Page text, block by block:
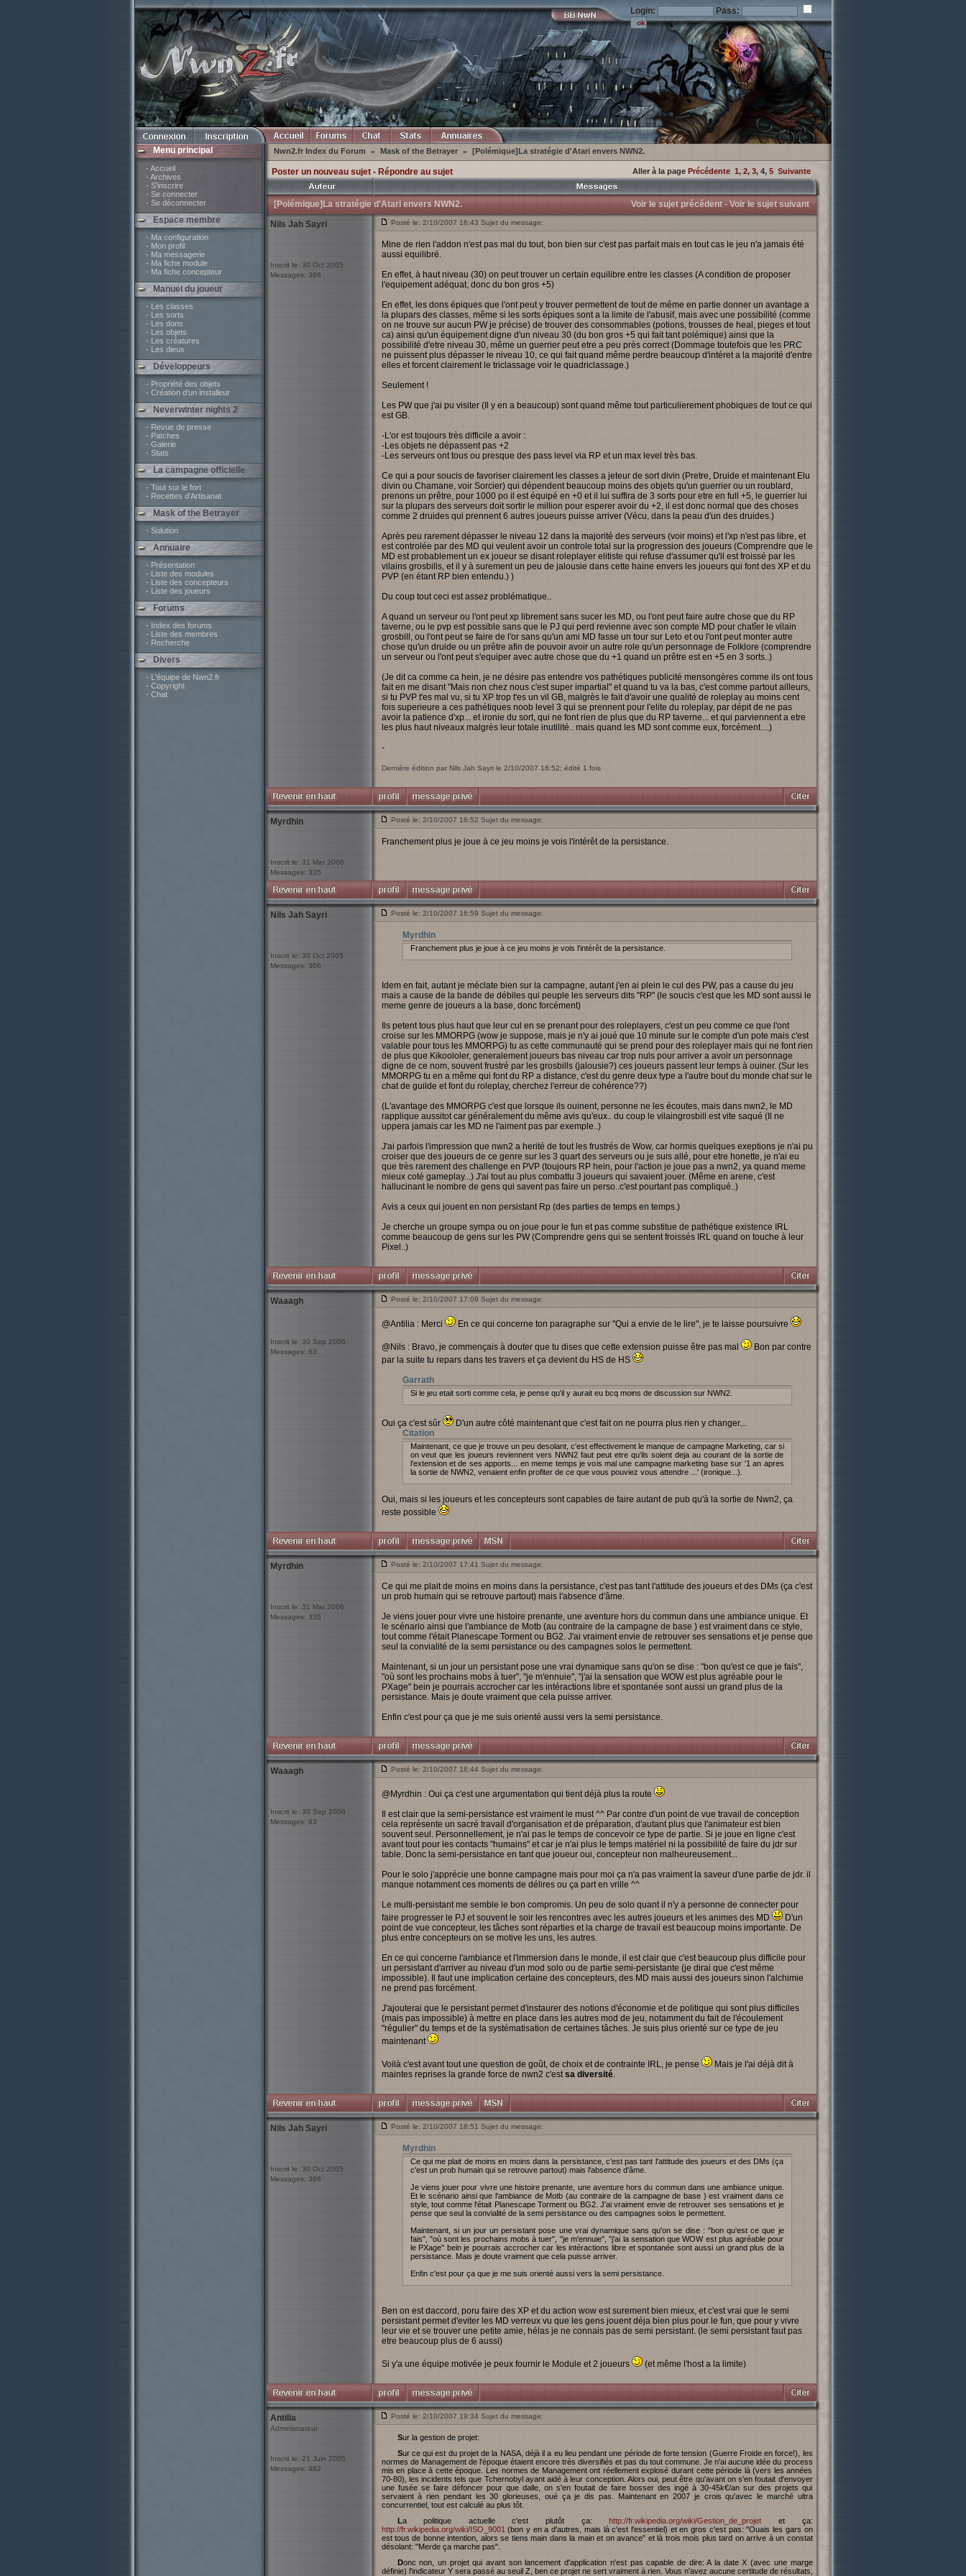
Login: Pass:
Menu principal
- Accueil
- Archives
- S'inscrire
- Se connecter
- Se déconnecter
Espace membre
- Ma configuration
- Mon profil
- Ma messagerie
- Ma fiche module
- Ma fiche concepteur
Manuel du joueur
- Les classes
- Les sorts
- Les dons
- Les objets
- Les créatures
- Les dieux
Développeurs
- Propriété des objets
- Création d'un installeur
Neverwinter nights 2
- Revue de presse
- Patches
- Galerie
- Stats
La campagne officielle
- Tout sur le fort
- Recettes d'Artisanat
Mask of the Betrayer
- Solution
Annuaire
- Présentation
- Liste des modules
- Liste des concepteurs
- Liste des joueurs
Forums
- Index des forums
- Liste des membres
- Recherche
Divers
- L'équipe de Nwn2.fr
- Copyright
- Chat
Nwn2.fr Index du Forum » Mask of the Betrayer » [Polémique]La stratégie d'Atari envers NWN2.
Poster un nouveau sujet- Répondre au sujet Aller à la page Précédente 1, 2, 3, 4, 5 Suivante
[Polémique]La stratégie d'Atari envers NWN2. Voir le sujet précédent - Voir le sujet suivant
Nils Jah Sayri
Inscrit le: 30 Oct 2005
Messages: 366
Posté le: 2/10/2007 16:43 Sujet du message:
Mine de rien l'addon n'est pas mal du tout, bon bien sur c'est pas parfait mais en tout cas le jeu n'a jamais été
aussi equilibré.
En effet, à haut niveau (30) on peut trouver un certain equilibre entre les classes (A condition de proposer
l'equipement adéquat, donc du bon gros +5)
En effet, les dons épiques que l'ont peut y trouver permettent de tout de même en partie donner un avantage a
la plupars des classes, même si les sorts épiques sont a la limite de l'abusif, mais avec une possibilité (comme
on ne trouve sur aucun PW je précise) de trouver des consommables (potions, trousses de heal, pieges et tout
ca) ainsi qu'un équipement digne d'un niveau 30 (du bon gros +5 qui fait tant polémique) ainsi que la
possibilité d'etre niveau 30, même un guerrier peut etre a peu près correct (Dommage toutefois que les PRC
ne puissent plus dépasser le niveau 10, ce qui fait quand même perdre beaucoup d'intéret a la majorité d'entre
elles et forcent clairement le triclassage voir le quadriclassage.)
Seulement !
Les PW que j'ai pu visiter (Il y en a beaucoup) sont quand même tout particulierement phobiques de tout ce qui
est GB.
-L'or est toujours très difficile a avoir :
-Les objets ne dépassent pas +2
-Les serveurs ont tous ou presque des pass level via RP et un max level très bas.
Ce qui a pour soucis de favoriser clairement les classes a jeteur de sort divin (Pretre, Druide et maintenant Elu
divin ou Chamane, voir Sorcier) qui dépendent beaucoup moins des objets qu'un guerrier ou un roublard,
prenons un prêtre, pour 1000 po il est équipé en +0 et il lui suffira de 3 sorts pour etre en full +5, le guerrier lui
sur la plupars des serveurs doit sortir le million pour esperer avoir du +2, il est donc normal que des choses
comme 2 druides qui prennent 6 autres joueurs puisse arriver (Vécu, dans la peau d'un des druides.)
Après peu rarement dépasser le niveau 12 dans la majorité des serveurs (voir moins) et l'xp n'est pas libre, et
est controlée par des MD qui veulent avoir un controle total sur la progression des joueurs (Comprendre que le
MD est probablement un ex joueur se disant roleplayer elitiste qui refuse d'assumer qu'il est froissé par les
vilains grosbills, et il y à surement un peu de jalousie dans cette haine envers les joueurs qui font des XP et du
PVP (en étant RP bien entendu.) )
Du coup tout ceci est assez problématique..
A quand un serveur ou l'ont peut xp librement sans sucer les MD, ou l'ont peut faire autre chose que du RP
taverne, ou le pvp est possible sans que le PJ qui perd revienne avec son compte MD pour chatîer le vilain
grosbill, ou l'ont peut se faire de l'or sans qu'un ami MD fasse un tour sur Leto et ou l'ont peut monter autre
chose qu'un druide ou un prêtre afin de pouvoir avoir un autre role qu'un personnage de Folklore (comprendre
un serveur ou l'ont peut s'equiper avec autre chose que du +1 quand un prêtre est en +5 en 3 sorts..)
(Je dit ca comme ca hein, je ne désire pas entendre vos pathétiques publicité mensongères comme ils ont tous
fait en me disant "Mais non chez nous c'est super impartial" et quand tu va la bas, c'est comme partout ailleurs,
si tu PVP t'es mal vu, si tu XP trop t'es un vil GB, malgrès le fait d'avoir une qualité de roleplay au moins cent
fois superieure a ces pathétiques noob level 3 qui se prennent pour l'elite du roleplay, par dépit de ne pas
avoir la patience d'xp... et ironie du sort, qui ne font rien de plus que du RP taverne... et qui parviennent a etre
les plus haut niveaux malgrès leur totale inutilité.. mais quand les MD sont comme eux, forcément....)
-
Dernière édition par Nils Jah Sayri le 2/10/2007 16:52; édité 1 fois
Myrdhin
Inscrit le: 31 Mar 2006
Messages: 335
Posté le: 2/10/2007 16:52 Sujet du message:
Franchement plus je joue à ce jeu moins je vois l'intérêt de la persistance.
Nils Jah Sayri
Inscrit le: 30 Oct 2005
Messages: 366
Posté le: 2/10/2007 16:59 Sujet du message:
Myrdhin
Franchement plus je joue à ce jeu moins je vois l'intérêt de la persistance.
Idem en fait, autant je méclate bien sur la campagne, autant j'en ai plein le cul des PW, pas a cause du jeu
mais a cause de la bande de débiles qui peuple les serveurs dits "RP" (le soucis c'est que les MD sont aussi le
meme genre de joueurs a la base, donc forcément)
Ils petent tous plus haut que leur cul en se prenant pour des roleplayers, c'est un peu comme ce que l'ont
croise sur les MMORPG (wow je suppose, mais je n'y ai joué que 10 minute sur le compte d'un pote mais c'est
valable pour tous les MMORPG) tu as cette communauté qui se prend pour des roleplayer mais qui ne font rien
de plus que Kikoololer, generalement joueurs bas niveau car trop nuls pour arriver a avoir un personnage
digne de ce nom, souvent frustré par les grosbills (jalousie?) ces joueurs passent leur temps à ouiner. (Sur les
MMORPG tu en a même qui font du RP a distance, c'est du genre deux type a l'autre bout du monde chat sur le
chat de guilde et font du roleplay, cherchez l'erreur de cohérence??)
(L'avantage des MMORPG c'est que lorsque ils ouinent, personne ne les écoutes, mais dans nwn2, le MD
rapplique aussitot car généralement du même avis qu'eux.. du coup le vilaingrosbill est vite saqué (Il ne
uppera jamais car les MD ne l'aiment pas par exemple..)
J'ai parfois l'impression que nwn2 a herité de tout les frustrés de Wow, car hormis quelques exeptions je n'ai pu
croiser que des joueurs de ce genre sur les 3 quart des serveurs ou je suis allé, pour etre honette, je n'ai eu
que très rarement des challenge en PVP (toujours RP hein, pour l'action je joue pas a nwn2, ya quand meme
mieux coté gameplay...) J'ai tout au plus combattu 3 joueurs qui savaient jouer. (Même en arene, c'est
hallucinant le nombre de gens qui savent pas faire un perso..c'est pourtant pas compliqué..)
Avis a ceux qui jouent en non persistant Rp (des parties de temps en temps.)
Je cherche un groupe sympa ou on joue pour le fun et pas comme substitue de pathétique existence IRL
comme beaucoup de gens sur les PW (Comprendre gens qui se sentent froissés IRL quand on touche à leur
Pixel..)
Waaagh
Inscrit le: 30 Sep 2006
Messages: 83
Posté le: 2/10/2007 17:09 Sujet du message:
@Antilia : Merci En ce qui concerne ton paragraphe sur "Qui a envie de le lire", je te laisse poursuivre
@Nils : Bravo, je commençais à douter que tu dises que cette extension puisse être pas mal
Bon par contre
par la suite tu repars dans tes travers et ça devient du HS de HS
Garrath
Si le jeu etait sorti comme cela, je pense qu'il y aurait eu bcq moins de discussion sur NWN2.
Oui ça c'est sûr
D'un autre côté maintenant que c'est fait on ne pourra plus rien y changer...
Citation
Maintenant, ce que je trouve un peu desolant, c'est effectivement le manque de campagne Marketing, car si
on veut que les joueurs reviennent vers NWN2 faut peut etre qu'ils soient deja au courant de la sortie de
l'extension et de ses apports... en meme temps je vois mal une campagne marketing base sur '1 an apres
la sortie de NWN2, venaient enfin profiter de ce que vous pouviez vous attendre ...' (ironique...).
Oui, mais si les joueurs et les concepteurs sont capables de faire autant de pub qu'à la sortie de Nwn2, ça
reste possible
Myrdhin
Inscrit le: 31 Mar 2006
Messages: 335
Posté le: 2/10/2007 17:41 Sujet du message:
Ce qui me plait de moins en moins dans la persistance, c'est pas tant l'attitude des joueurs et des DMs (ça c'est
un prob humain qui se retrouve partout) mais l'absence d'âme.
Je viens jouer pour vivre une histoire prenante, une aventure hors du commun dans une ambiance unique. Et
le scénario ainsi que l'ambiance de Motb (au contraire de la campagne de base ) est vraiment dans ce style,
tout comme l'était Planescape Torment ou BG2. J'ai vraiment envie de retrouver ses sensations et je pense que
seul la convialité de la semi persistance ou des campagnes solos le permettent.
Maintenant, si un jour un persistant pose une vrai dynamique sans qu'on se dise : "bon qu'est ce que je fais",
"où sont les prochains mobs à tuer", "je m'ennuie", "j'ai la sensation que WOW est plus agréable pour le
PXage" bein je pourrais accrocher car les intéractions libre et spontanée sont aussi un grand plus de la
persistance. Mais je doute vraiment que cela puisse arriver.
Enfin c'est pour ça que je me suis orienté aussi vers la semi persistance.
Waaagh
Inscrit le: 30 Sep 2006
Messages: 83
Posté le: 2/10/2007 18:44 Sujet du message:
@Myrdhin : Oui ça c'est une argumentation qui tient déjà plus la route
Il est clair que la semi-persistance est vraiment le must ^^ Par contre d'un point de vue travail de conception
cela représente un sacré travail d'organisation et de préparation, d'autant plus que l'animateur est bien
souvent seul. Personnellement, je n'ai pas le temps de concevoir ce type de partie. Si je joue en ligne c'est
avant tout pour les contacts "humains" et car je n'ai plus le temps matériel ni la possibilité de faire du jdr sur
table. Donc la semi-persistance en tant que joueur oui, concepteur non malheureusement...
Pour le solo j'apprécie une bonne campagne mais pour moi ça n'a pas vraiment la saveur d'une partie de jdr. il
manque notamment ces moments de délires ou ça part en vrille ^^
Le multi-persistant me semble le bon compromis. Un peu de solo quant il n'y a personne de connecter pour
faire progresser le PJ et souvent le soir les rencontres avec les autres joueurs et les animes des MD
D'un
point de vue concepteur, les tâches sont réparties et la charge de travail est beaucoup moins importante. De
plus entre concepteurs on se motive les uns, les autres.
En ce qui concerne l'ambiance et l'immersion dans le monde, il est clair que c'est beaucoup plus difficile pour
un persistant d'arriver au niveau d'un mod solo ou de partie semi-persistante (je dirai que c'est même
impossible). Il faut une implication certaine des concepteurs, des MD mais aussi des joueurs sinon l'alchimie
ne prend pas forcément.
J'ajouterai que le persistant permet d'instaurer des notions d'économie et de politique qui sont plus difficiles
(mais pas impossible) à mettre en place dans les autres mod de jeu, notamment du fait de l'écoulement
"régulier" du temps et de la systématisation de certaines tâches. Je suis plus orienté sur ce type de jeu
maintenant
Voilà c'est avant tout une question de goût, de choix et de contrainte IRL, je pense
Mais je l'ai déjà dit à
maintes reprises la grande force de nwn2 c'estsa diversité.
Nils Jah Sayri
Inscrit le: 30 Oct 2005
Messages: 366
Posté le: 2/10/2007 18:51 Sujet du message:
Myrdhin
Ce qui me plait de moins en moins dans la persistance, c'est pas tant l'attitude des joueurs et des DMs (ça
c'est un prob humain qui se retrouve partout) mais l'absence d'âme.
Je viens jouer pour vivre une histoire prenante, une aventure hors du commun dans une ambiance unique.
Et le scénario ainsi que l'ambiance de Motb (au contraire de la campagne de base ) est vraiment dans ce
style, tout comme l'était Planescape Torment ou BG2. J'ai vraiment envie de retrouver ses sensations et je
pense que seul la convialité de la semi persistance ou des campagnes solos le permettent.
Maintenant, si un jour un persistant pose une vrai dynamique sans qu'on se dise : "bon qu'est ce que je
fais", "où sont les prochains mobs à tuer", "je m'ennuie", "j'ai la sensation que WOW est plus agréable pour
le PXage" bein je pourrais accrocher car les intéractions libre et spontanée sont aussi un grand plus de la
persistance. Mais je doute vraiment que cela puisse arriver.
Enfin c'est pour ça que je me suis orienté aussi vers la semi persistance.
Ben on est daccord, poru faire des XP et du action wow est surement bien mieux, et c'est vrai que le semi
persistant permet d'eviter les MD verreux vu que les gens jouent déja bien plus pour le fun, que pour y vivre
leur vie et se trouver une petite amie, hélas je ne connais pas de semi persistant. (le semi persistant faut pas
etre beaucoup plus de 6 aussi)
Si y'a une équipe motivée je peux fournir le Module et 2 joueurs (et même l'host a la limite)
Antilia
Administrateur
Inscrit le: 21 Juin 2005
Messages: 492
Posté le: 2/10/2007 19:34 Sujet du message:
Sur la gestion de projet:
Sur ce qui est du projet de la NASA, déjà il a eu lieu pendant une période de forte tension (Guerre Froide en force!), les
normes de Management de l'époque étaient encore très diversifiés et pas du tout commune. Je n'ai aucune idée du process
mis en place à cette époque. Les normes de Management ont réellement explosé durant cette période là (vers les années
70-80), les incidents tels que Tchernobyl ayant aidé à leur conception. Alors oui, peut être qu'avant on s'en foutait d'envoyer
une fusée se faire défoncer pour que dalle, on s'en foutait de faire bosser des ingé à 30-45k€/an sur des projets qui
servaient à rien pendant les 30 glorieuses, oué ça je dis pas. Maintenant en 2007 je crois qu'avec le marché ultra
concurrentiel, tout est calculé au plus tôt.
La politique actuelle c'est plutôt ça:http://fr.wikipedia.org/wiki/Gestion_de_projet et ça:
http://fr.wikipedia.org/wiki/ISO_9001 (bon y en a d'autres, mais là c'est l'essentiel) et en gros c'est pas: "Ouais les gars on
est tous de bonne intention, alors se tiens main dans la main et on avance" et là trois mois plus tard on arrive à un constat
désolant: "Merde ça marche pas".
Donc non, un projet qui avant son lancement d'application n'est pas capable de dire: A la date X (avec une marge
définie) l'indicateur Y sera passé au seuil Z, ben ce projet ne sert vraiment à rien. Vous n'avez aucune certitude de résultats,